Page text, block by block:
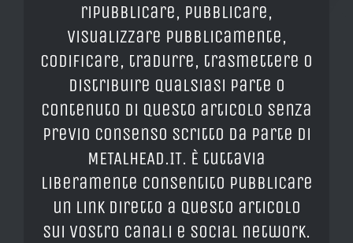
ripubblicare, pubblicare,
visualizzare pubblicamente,
codificare, tradurre, trasmettere o
distribuire qualsiasi parte o
contenuto di questo articolo senza
previo consenso scritto da parte di
METALHEAD.IT. È tuttavia
liberamente consentito pubblicare
un link diretto a questo articolo
sui vostro canali e social network.